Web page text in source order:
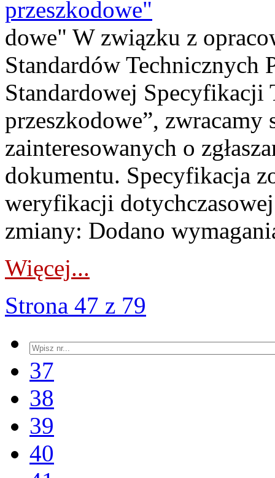
przeszkodowe"
dowe" W związku z
Standardów Technicznych
Standardowej Specyfikacji
przeszkodowe”, zwracamy
zainteresowanych o
dokumentu. Specyfikacja
weryfikacji
zmiany: Dodano
Więcej...
Strona 47 z 79
37
38
39
40